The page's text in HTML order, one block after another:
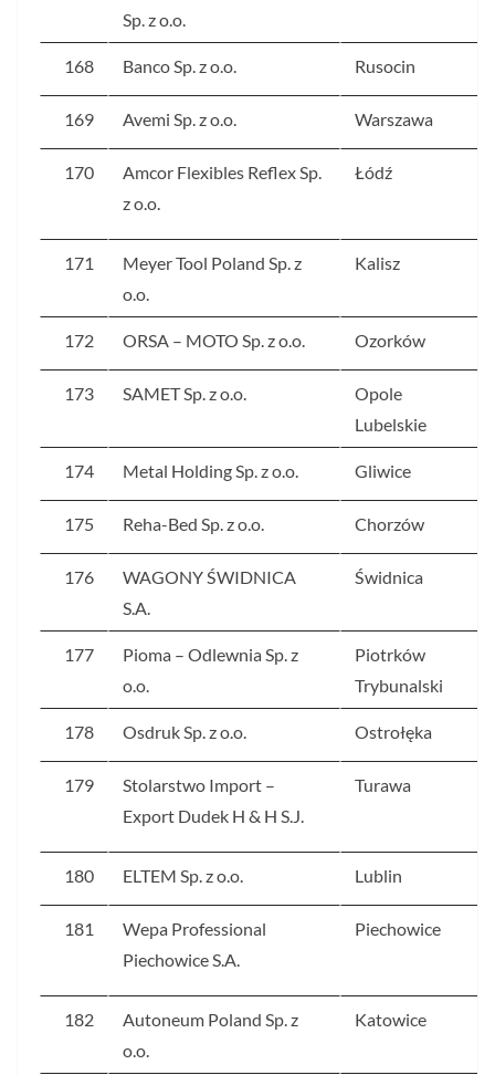
Sp. z o.o.
168 Banco Sp. z o.o. Rusocin
169 Avemi Sp. z o.o. Warszawa
170
Amcor Flexibles Reflex Sp.
z o.o.
Łódź
171
Meyer Tool Poland Sp. z
o.o.
Kalisz
172 ORSA – MOTO Sp. z o.o. Ozorków
173 SAMET Sp. z o.o.
Opole
Lubelskie
174 Metal Holding Sp. z o.o. Gliwice
175 Reha-Bed Sp. z o.o. Chorzów
176
WAGONY ŚWIDNICA
S.A.
Świdnica
177
Pioma – Odlewnia Sp. z
o.o.
Piotrków
Trybunalski
178 Osdruk Sp. z o.o. Ostrołęka
179
Stolarstwo Import –
Export Dudek H & H S.J.
Turawa
180 ELTEM Sp. z o.o. Lublin
181
Wepa Professional
Piechowice S.A.
Piechowice
182
Autoneum Poland Sp. z
o.o.
Katowice